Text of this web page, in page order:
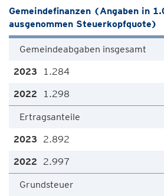
Gemeindefinanzen (Angaben in
ausgenommen Steuerkopfquote)
Gemeindeabgaben insgesamt
1.284
1.298
Ertragsanteile
2.892
2.997
Grundsteuer